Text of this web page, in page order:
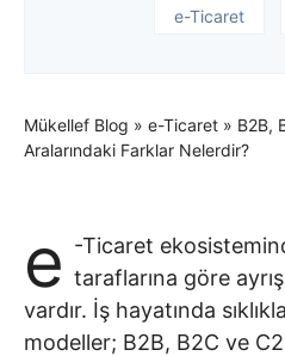
e-Ticaret
Mükellef Blog » e-Ticaret » B2B,
Aralarındaki Farklar Nelerdir?
e -Ticaret
taraflarına göre
vardır. İş hayatında
modeller; B2B, B2C ve